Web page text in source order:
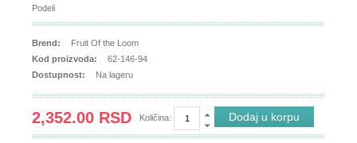
Podeli
Brend:
Fruit Of the Loom
Kod proizvoda:
62-146-94
Dostupnost:
Na lageru
2,352.00 RSD Količina: